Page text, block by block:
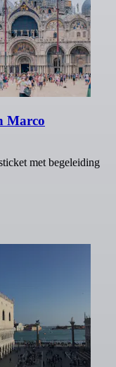
Marco
met begeleiding